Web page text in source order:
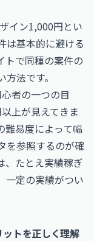
イン1,000円とい
は基本的に避ける
トで同種の案件の
法です。
者の一つの目
上が見えてきま
難易度によって幅
を参照するのが確
、たとえ実績稼ぎ
一定の実績がつい
トを正しく理解